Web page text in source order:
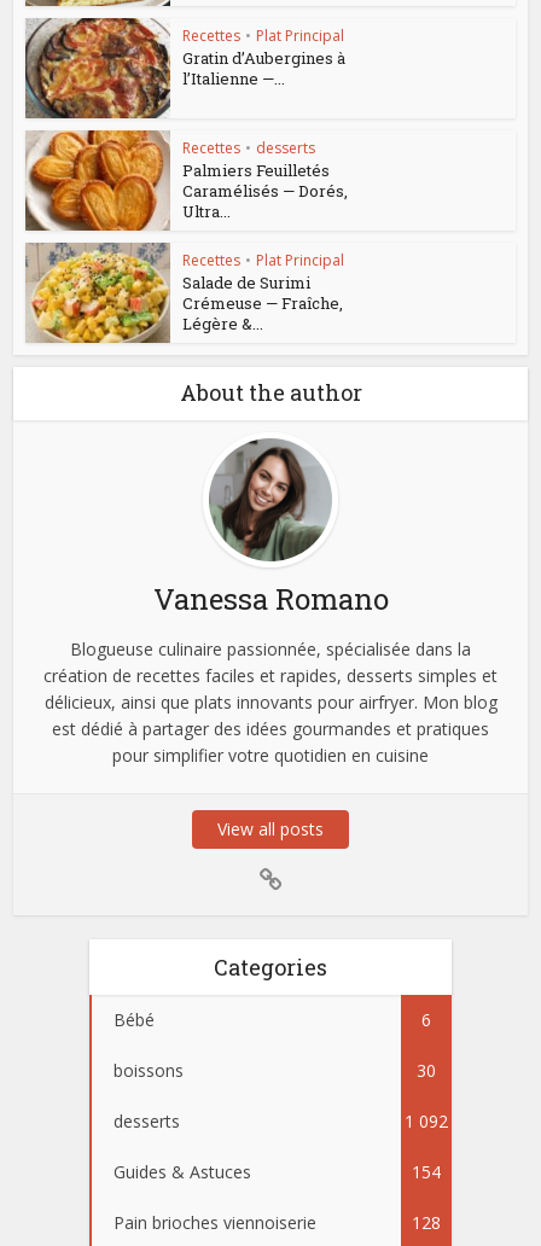
Recettes • Plat Principal
Gratin d’Aubergines à
l’Italienne —...
Recettes • desserts
Palmiers Feuilletés
Caramélisés — Dorés,
Ultra...
Recettes • Plat Principal
Salade de Surimi
Crémeuse — Fraîche,
Légère &...
About the author
Vanessa Romano
Blogueuse culinaire passionnée, spécialisée dans la
création de recettes faciles et rapides, desserts simples et
délicieux, ainsi que plats innovants pour airfryer. Mon blog
est dédié à partager des idées gourmandes et pratiques
pour simplifier votre quotidien en cuisine
View all posts
Categories
Bébé 6
boissons 30
desserts 1 092
Guides & Astuces 154
Pain brioches viennoiserie 128